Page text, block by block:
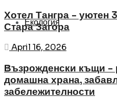
Екология
Хотел Тангра – уютен
Стара Загора
April 16, 2026
Възрожденски къщи –
домашна храна,
забележителности